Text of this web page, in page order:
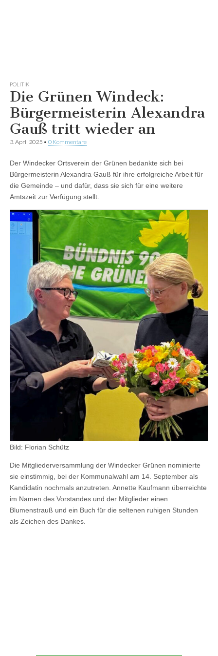
POLITIK
Die Grünen Windeck:
Bürgermeisterin Alexandra
Gauß tritt wieder an
3. April 2025 • 0 Kommentare
Der Windecker Ortsverein der Grünen bedankte sich bei
Bürgermeisterin Alexandra Gauß für ihre erfolgreiche Arbeit für
die Gemeinde – und dafür, dass sie sich für eine weitere
Amtszeit zur Verfügung stellt.
Bild: Florian Schütz
Die Mitgliederversammlung der Windecker Grünen nominierte
sie einstimmig, bei der Kommunalwahl am 14. September als
Kandidatin nochmals anzutreten. Annette Kaufmann überreichte
im Namen des Vorstandes und der Mitglieder einen
Blumenstrauß und ein Buch für die seltenen ruhigen Stunden
als Zeichen des Dankes.